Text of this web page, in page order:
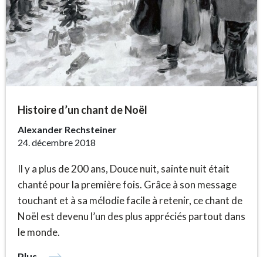
Histoire d’un chant de Noël
Alexander Rechsteiner
24. décembre 2018
Il y a plus de 200 ans, Douce nuit, sainte nuit était
chanté pour la première fois. Grâce à son message
touchant et à sa mélodie facile à retenir, ce chant de
Noël est devenu l’un des plus appréciés partout dans
le monde.